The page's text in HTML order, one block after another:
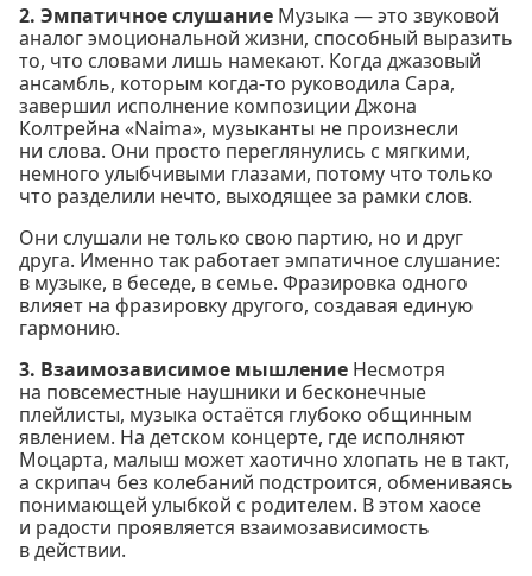
2. Эмпатичное слушание Музыка — это звуковой
аналог эмоциональной жизни, способный выразить
то, что словами лишь намекают. Когда джазовый
ансамбль, которым когда-то руководила Сара,
завершил исполнение композиции Джона
Колтрейна «Naima», музыканты не произнесли
ни слова. Они просто переглянулись с мягкими,
немного улыбчивыми глазами, потому что только
что разделили нечто, выходящее за рамки слов.
Они слушали не только свою партию, но и друг
друга. Именно так работает эмпатичное слушание:
в музыке, в беседе, в семье. Фразировка одного
влияет на фразировку другого, создавая единую
гармонию.
3. Взаимозависимое мышление Несмотря
на повсеместные наушники и бесконечные
плейлисты, музыка остаётся глубоко общинным
явлением. На детском концерте, где исполняют
Моцарта, малыш может хаотично хлопать не в такт,
а скрипач без колебаний подстроится, обмениваясь
понимающей улыбкой с родителем. В этом хаосе
и радости проявляется взаимозависимость
в действии.